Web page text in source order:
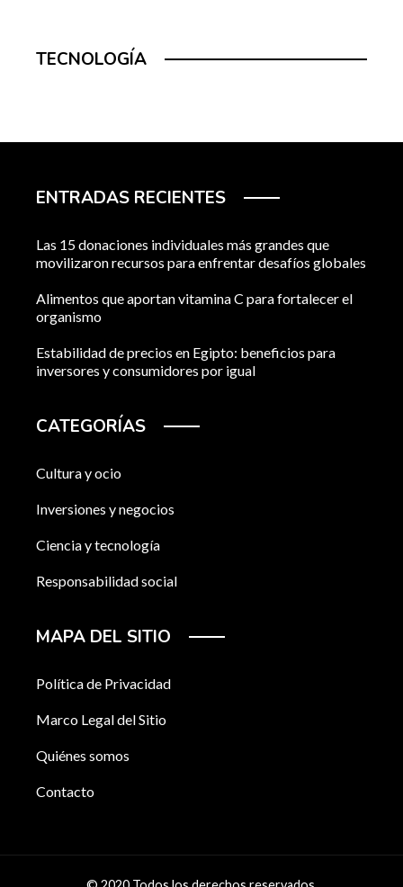
TECNOLOGÍA
ENTRADAS RECIENTES
Las 15 donaciones individuales más grandes que
movilizaron recursos para enfrentar desafíos globales
Alimentos que aportan vitamina C para fortalecer el
organismo
Estabilidad de precios en Egipto: beneficios para
inversores y consumidores por igual
CATEGORÍAS
Cultura y ocio
Inversiones y negocios
Ciencia y tecnología
Responsabilidad social
MAPA DEL SITIO
Política de Privacidad
Marco Legal del Sitio
Quiénes somos
Contacto